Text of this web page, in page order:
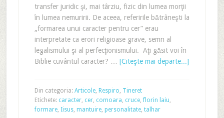
transfer juridic şi, mai târziu, fizic din lumea morţii
în lumea nemuririi. De aceea, referirile bătrâneşti la
„formarea unui caracter pentru cer” erau
interpretate ca erori religioase grave, semn al
legalismului şi al perfecţionismului. Aţi găsit voi în
Biblie cuvântul caracter? … [Citeşte mai departe...]
Din categoria: Articole, Respiro, Tineret
Etichete: caracter, cer, comoara, cruce,florin laiu,
formare, Iisus, mantuire, personalitate, talhar